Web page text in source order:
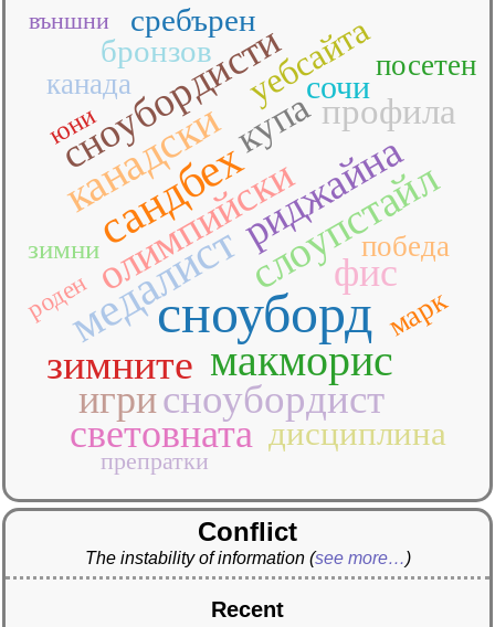
сноуборд
медалист
сандбех
канадски
макморис
слоупстайл
зимните
олимпийскириджайна
сноубордист
сноубордисти
игри
световната
фис
купапрофила
уебсайта
дисциплина
сочи
бронзов
сребърен
канада
марк
победа
посетен
зимни
юни
роден
външни
препратки
Conflict
The instability of information (see more…)
Recent